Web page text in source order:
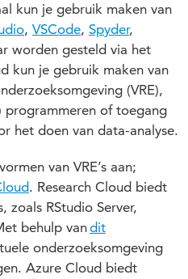
kun je gebruik maken van
, VSCode, Spyder,
worden gesteld via het
kun je gebruik maken van
(VRE),
programmeren of toegang
het doen van data-analyse.
van VRE’s aan;
. Research Cloud biedt
zoals RStudio Server,
behulp vandit
onderzoeksomgeving
Azure Cloud biedt